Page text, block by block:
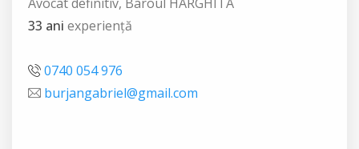
33 ani experiență
0740 054 976
burjangabriel@gmail.com